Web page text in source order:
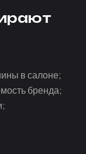
в салоне;
бренда;